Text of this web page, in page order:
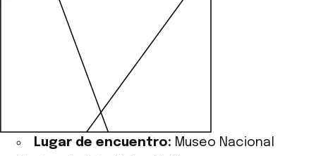
Lugar de encuentro: Museo Nacional